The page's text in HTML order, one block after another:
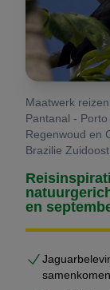
Maatwerk
Pantanal -
Regenwoud en
Brazilie
en
samenkomen